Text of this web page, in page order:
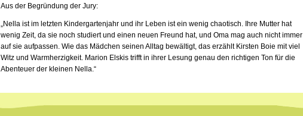
Aus der Begründung der Jury:
„Nella ist im letzten Kindergartenjahr und ihr Leben ist ein wenig chaotisch. Ihre Mutter hat
wenig Zeit, da sie noch studiert und einen neuen Freund hat, und Oma mag auch nicht immer
auf sie aufpassen. Wie das Mädchen seinen Alltag bewältigt, das erzählt Kirsten Boie mit viel
Witz und Warmherzigkeit. Marion Elskis trifft in ihrer Lesung genau den richtigen Ton für die
Abenteuer der kleinen Nella.“